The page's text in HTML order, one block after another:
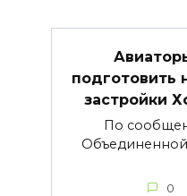
подготовить
застройки
По
Объединенной
0